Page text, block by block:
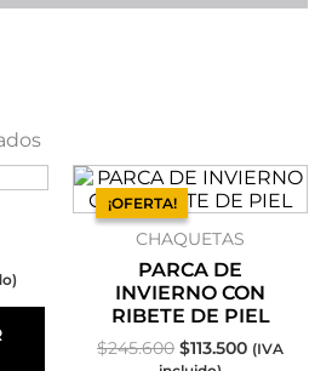
¡OFERTA!
¡OFERTA!
CHAQUETAS
PARCA DE
INVIERNO CON
RIBETE DE PIEL
$245.600
El
precio
original
era:
$245.600.
$113.500
El
precio
actual
(IVA
Este
producto
múltiples
variantes.
Las
opciones
se
pueden